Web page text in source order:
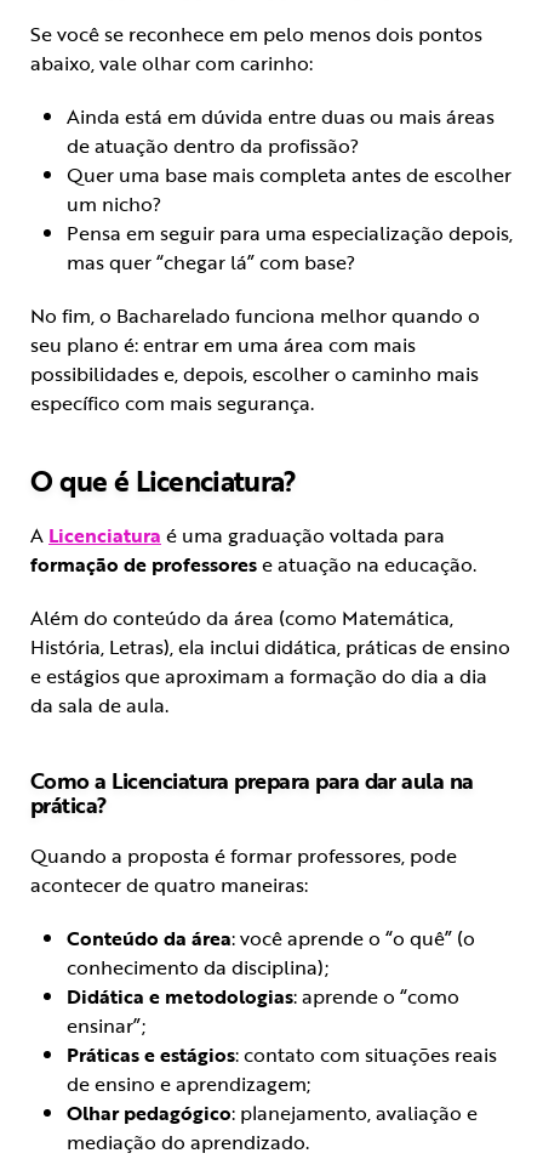
Se você se reconhece em pelo menos dois pontos
abaixo, vale olhar com carinho:
Ainda está em dúvida entre duas ou mais áreas
de atuação dentro da profissão?
Quer uma base mais completa antes de escolher
um nicho?
Pensa em seguir para uma especialização depois,
mas quer “chegar lá” com base?
No fim, o Bacharelado funciona melhor quando o
seu plano é: entrar em uma área com mais
possibilidades e, depois, escolher o caminho mais
específico com mais segurança.
O que é Licenciatura?
A Licenciatura é uma graduação voltada para
formação de professorese atuação na educação.
Além do conteúdo da área (como Matemática,
História, Letras), ela inclui didática, práticas de ensino
e estágios que aproximam a formação do dia a dia
da sala de aula.
Como a Licenciatura prepara para dar aula na
prática?
Quando a proposta é formar professores, pode
acontecer de quatro maneiras:
Conteúdo da área: você aprende o “o quê” (o
conhecimento da disciplina);
Didática e metodologias: aprende o “como
ensinar”;
Práticas e estágios: contato com situações reais
de ensino e aprendizagem;
Olhar pedagógico: planejamento, avaliação e
mediação do aprendizado.